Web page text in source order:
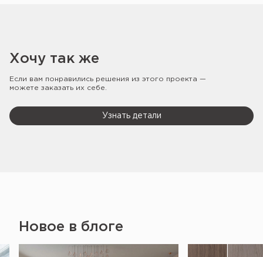
Хочу так же
Если вам понравились решения из этого проекта —
можете заказать их себе.
Узнать детали
Новое в блоге